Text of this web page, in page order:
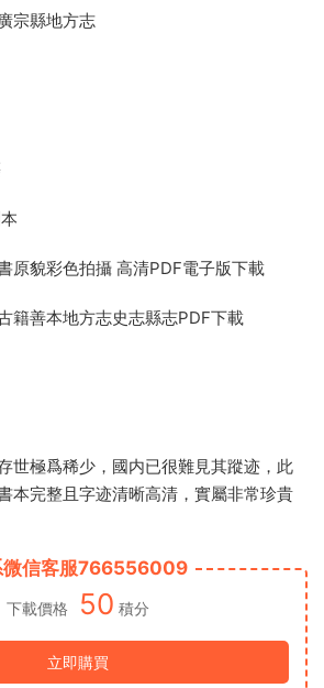
宗縣地方志
原貌彩色拍攝 高清PDF電子版下載
籍善本地方志史志縣志PDF下載
世極爲稀少，國内已很難見其蹤迹，此
本完整且字迹清晰高清，實屬非常珍貴
微信客服766556009
下載價格 50 積分
立即購買